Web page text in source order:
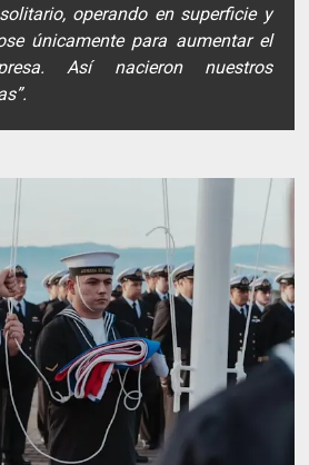
operando en superficie y
únicamente para aumentar el
Así nacieron nuestros